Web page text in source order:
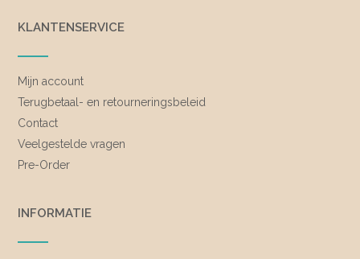
KLANTENSERVICE
Mijn account
Terugbetaal- en retourneringsbeleid
Contact
Veelgestelde vragen
Pre-Order
INFORMATIE